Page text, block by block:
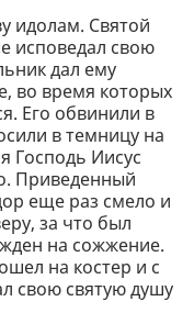
идолам. Святой
исповедал свою
дал ему
во время которых
Его обвинили в
в темницу на
Господь Иисус
Приведенный
еще раз смело и
за что был
на сожжение.
на костер и с
свою святую душу